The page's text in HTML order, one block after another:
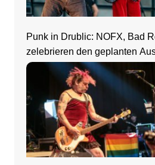
Punk in Drublic: NOFX, Bad
zelebrieren den geplanten